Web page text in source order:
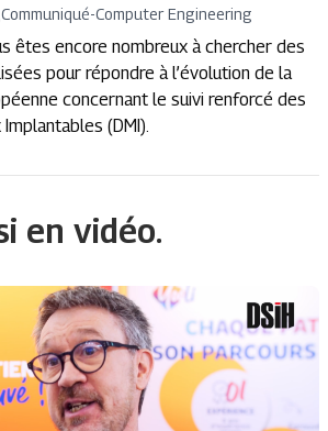
Communiqué-Computer Engineering
êtes encore nombreux à chercher des
pour répondre à l’évolution de la
concernant le suivi renforcé des
(DMI).
en vidéo.